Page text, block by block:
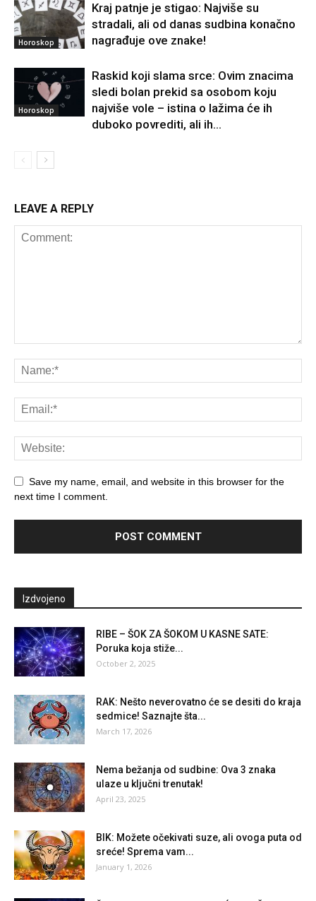
Horoskop
Kraj patnje je stigao: Najviše su
stradali, ali od danas sudbina konačno
nagrađuje ove znake!
Horoskop
Raskid koji slama srce: Ovim znacima
sledi bolan prekid sa osobom koju
najviše vole – istina o lažima će ih
duboko povrediti, ali ih...
LEAVE A REPLY
Save my name, email, and website in this browser for the
next time I comment.
Izdvojeno
RIBE – ŠOK ZA ŠOKOM U KASNE SATE:
Poruka koja stiže...
October 2, 2025
RAK: Nešto neverovatno će se desiti do kraja
sedmice! Saznajte šta...
March 17, 2026
Nema bežanja od sudbine: Ova 3 znaka
ulaze u ključni trenutak!
April 23, 2025
BIK: Možete očekivati suze, ali ovoga puta od
sreće! Sprema vam...
January 1, 2026